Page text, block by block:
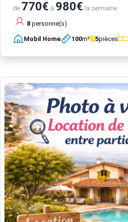
de 770€ à 980€ la semaine
8 personne(s)
Mobil Home 100m² 5pièces